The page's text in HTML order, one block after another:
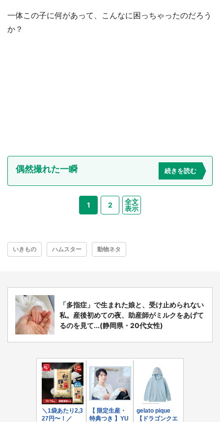
一体この子に何があって、こんなに困っちゃったのだろう
か？
偶然撮れた一瞬 続きを読む
1 2
全文
表示
いきもの ハムスター 動物ネタ
「多指症」で生まれた娘と、受け止められない
私。産後初めての夜、助産師がミルクをあげて
るのを見て...(静岡県・20代女性)